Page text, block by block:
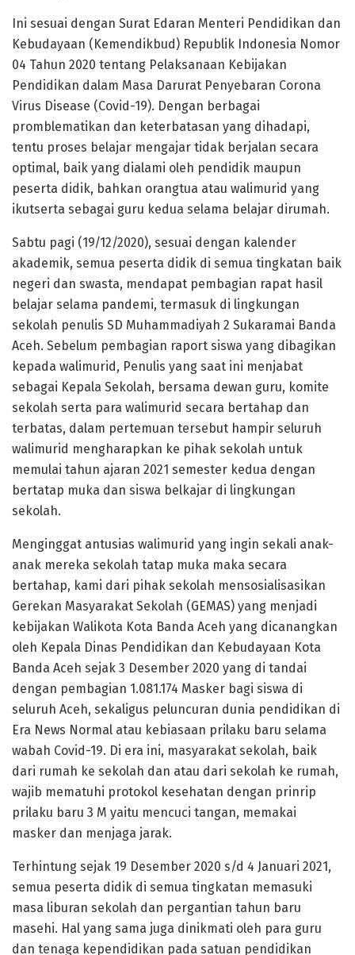
Ini sesuai dengan Surat Edaran Menteri Pendidikan dan
Kebudayaan (Kemendikbud) Republik Indonesia Nomor
04 Tahun 2020 tentang Pelaksanaan Kebijakan
Pendidikan dalam Masa Darurat Penyebaran Corona
Virus Disease (Covid-19). Dengan berbagai
promblematikan dan keterbatasan yang dihadapi,
tentu proses belajar mengajar tidak berjalan secara
optimal, baik yang dialami oleh pendidik maupun
peserta didik, bahkan orangtua atau walimurid yang
ikutserta sebagai guru kedua selama belajar dirumah.
Sabtu pagi (19/12/2020), sesuai dengan kalender
akademik, semua peserta didik di semua tingkatan baik
negeri dan swasta, mendapat pembagian rapat hasil
belajar selama pandemi, termasuk di lingkungan
sekolah penulis SD Muhammadiyah 2 Sukaramai Banda
Aceh. Sebelum pembagian raport siswa yang dibagikan
kepada walimurid, Penulis yang saat ini menjabat
sebagai Kepala Sekolah, bersama dewan guru, komite
sekolah serta para walimurid secara bertahap dan
terbatas, dalam pertemuan tersebut hampir seluruh
walimurid mengharapkan ke pihak sekolah untuk
memulai tahun ajaran 2021 semester kedua dengan
bertatap muka dan siswa belkajar di lingkungan
sekolah.
Menginggat antusias walimurid yang ingin sekali anak-
anak mereka sekolah tatap muka maka secara
bertahap, kami dari pihak sekolah mensosialisasikan
Gerekan Masyarakat Sekolah (GEMAS) yang menjadi
kebijakan Walikota Kota Banda Aceh yang dicanangkan
oleh Kepala Dinas Pendidikan dan Kebudayaan Kota
Banda Aceh sejak 3 Desember 2020 yang di tandai
dengan pembagian 1.081.174 Masker bagi siswa di
seluruh Aceh, sekaligus peluncuran dunia pendidikan di
Era News Normal atau kebiasaan prilaku baru selama
wabah Covid-19. Di era ini, masyarakat sekolah, baik
dari rumah ke sekolah dan atau dari sekolah ke rumah,
wajib mematuhi protokol kesehatan dengan prinrip
prilaku baru 3 M yaitu mencuci tangan, memakai
masker dan menjaga jarak.
Terhintung sejak 19 Desember 2020 s/d 4 Januari 2021,
semua peserta didik di semua tingkatan memasuki
masa liburan sekolah dan pergantian tahun baru
masehi. Hal yang sama juga dinikmati oleh para guru
dan tenaga kependidikan pada satuan pendidikan